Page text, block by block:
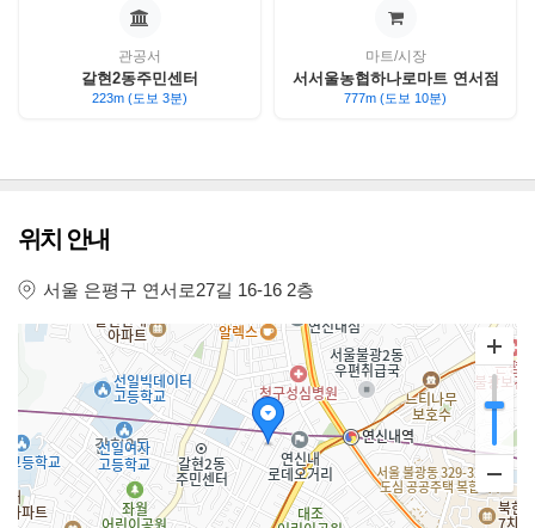
관공서
갈현2동주민센터
223m (도보 3분)
마트/시장
서서울농협하나로마트 연서점
777m (도보 10분)
위치 안내
서울 은평구 연서로27길 16-16 2층